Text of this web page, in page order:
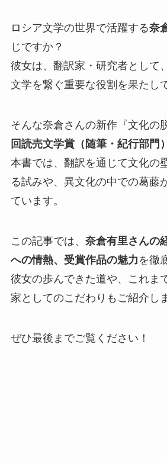
ロシア文学の世界で活躍する奈
じですか？
彼女は、翻訳家・研究者として
文学を繋ぐ重要な役割を果たし
そんな奈倉さんの新作『文化の
回読売文学賞（随筆・紀行部門
本書では、翻訳を通じて文化の
る試みや、異文化の中での葛藤
ています。
この記事では、 奈倉有里さんの
への情熱、受賞作品の魅力 を徹
彼女の歩んできた道や、これま
家としてのこだわりもご紹介し
ぜひ最後までご覧ください！